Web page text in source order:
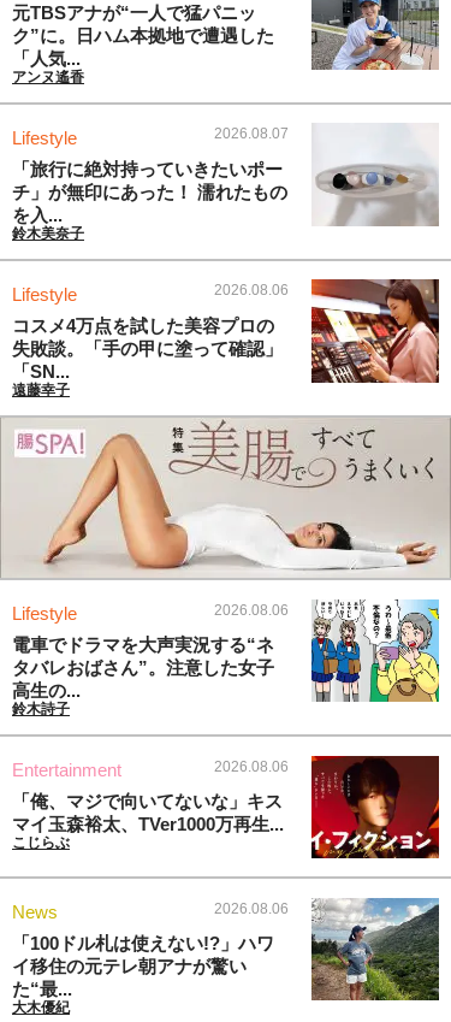
元TBSアナが“一人で猛パニッ
ク”に。日ハム本拠地で遭遇した
「人気...
アンヌ遙香
Lifestyle 2026.08.07
「旅行に絶対持っていきたいポー
チ」が無印にあった！ 濡れたもの
を入...
鈴木美奈子
Lifestyle 2026.08.06
コスメ4万点を試した美容プロの
失敗談。「手の甲に塗って確認」
「SN...
遠藤幸子
Lifestyle 2026.08.06
電車でドラマを大声実況する“ネ
タバレおばさん”。注意した女子
高生の...
鈴木詩子
Entertainment 2026.08.06
「俺、マジで向いてないな」キス
マイ玉森裕太、TVer1000万再生...
こじらぶ
News 2026.08.06
「100ドル札は使えない!?」ハワ
イ移住の元テレ朝アナが驚い
た“最...
大木優紀